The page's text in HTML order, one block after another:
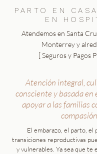
PARTO EN
EN
Atendemos en Santa
Monterrey y
[ Seguros y Pagos
Atención integral,
consciente y basada en
apoyar a las familias
El embarazo, el parto, el
transiciones reproductivas
y vulnerables. Ya sea que te